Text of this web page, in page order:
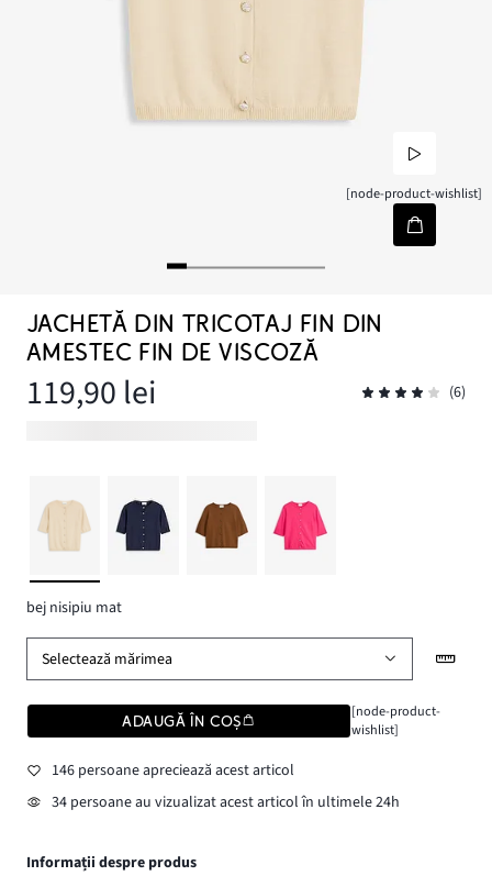
[node-product-wishlist]
JACHETĂ DIN TRICOTAJ FIN DIN
AMESTEC FIN DE VISCOZĂ
119,90 lei (6)
bej nisipiu mat
Selectează mărimea
ADAUGĂ ÎN COȘ
[node-product-
wishlist]
146 persoane apreciează acest articol
34 persoane au vizualizat acest articol în ultimele 24h
Informații despre produs